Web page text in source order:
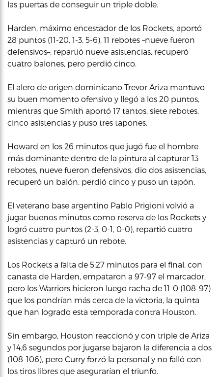
las puertas de conseguir un triple doble.
Harden, máximo encestador de los Rockets, aportó
28 puntos (11-20, 1-3, 5-6), 11 rebotes –nueve fueron
defensivos–, repartió nueve asistencias, recuperó
cuatro balones, pero perdió cinco.
El alero de origen dominicano Trevor Ariza mantuvo
su buen momento ofensivo y llegó a los 20 puntos,
mientras que Smith aportó 17 tantos, siete rebotes,
cinco asistencias y puso tres tapones.
Howard en los 26 minutos que jugó fue el hombre
más dominante dentro de la pintura al capturar 13
rebotes, nueve fueron defensivos, dio dos asistencias,
recuperó un balón, perdió cinco y puso un tapón.
El veterano base argentino Pablo Prigioni volvió a
jugar buenos minutos como reserva de los Rockets y
logró cuatro puntos (2-3, 0-1, 0-0), repartió cuatro
asistencias y capturó un rebote.
Los Rockets a falta de 5:27 minutos para el final, con
canasta de Harden, empataron a 97-97 el marcador,
pero los Warriors hicieron luego racha de 11-0 (108-97)
que los pondrían más cerca de la victoria, la quinta
que han logrado esta temporada contra Houston.
Sin embargo, Houston reaccionó y con triple de Ariza
y 14,6 segundos por jugarse bajaron la diferencia a dos
(108-106), pero Curry forzó la personal y no falló con
los tiros libres que asegurarían el triunfo.